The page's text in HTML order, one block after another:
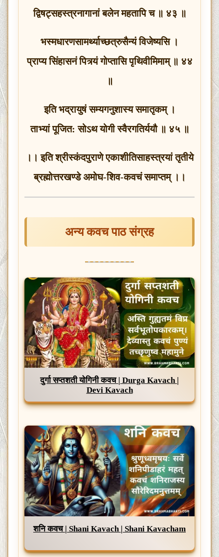
द्विषट्‍सहस्त्रनागानां बलेन महतापि च ॥ ४३ ॥
भस्मधारणसामर्थ्याच्छत्रुसैन्यं विजेष्यसि ।
प्राप्य सिंहासनं पित्र्यं गोप्तासि पृथिवीमिमाम् ॥ ४४
॥
इति भद्रायुषं सम्यगनुशास्य समातृकम् ।
ताभ्यां पूजित: सोऽथ योगी स्वैरगतिर्ययौ ॥ ४५ ॥
।। इति श्रीस्कंदपुराणे एकाशीतिसाहस्त्रयां तृतीये
ब्रह्मोत्तरखण्डे अमोघ-शिव-कवचं समाप्तम् ।।
अन्य कवच पाठ संग्रह
दुर्गा सप्तशती योगिनी कवच | Durga Kavach |
Devi Kavach
शनि कवच | Shani Kavach | Shani Kavacham